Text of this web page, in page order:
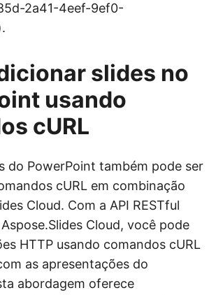
2a41-4eef-9ef0-
slides no
usando
cURL
do PowerPoint também pode ser
cURL em combinação
Cloud. Com a API RESTful
Cloud, você pode
HTTP usando comandos cURL
as apresentações do
abordagem oferece